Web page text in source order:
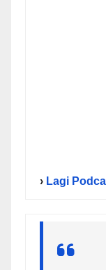
› Lagi